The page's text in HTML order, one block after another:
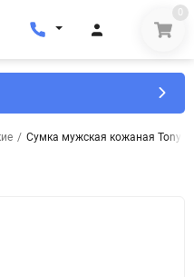
0
/ Сумка мужская кожаная Tony